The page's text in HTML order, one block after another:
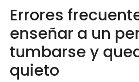
Errores
enseñar a un
tumbarse y
quieto